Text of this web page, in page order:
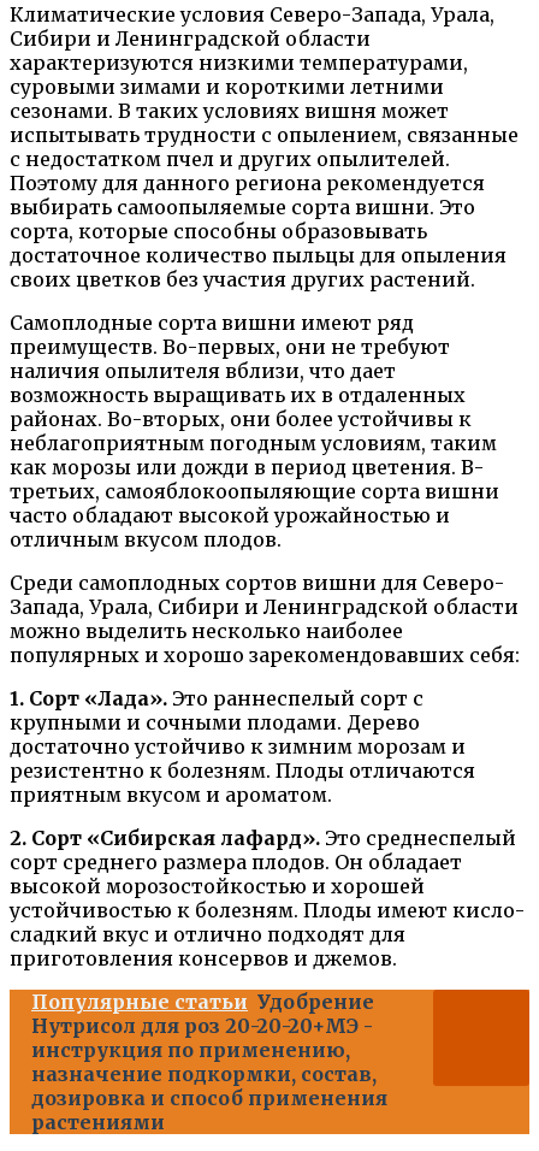
Климатические условия Северо-Запада, Урала,
Сибири и Ленинградской области
характеризуются низкими температурами,
суровыми зимами и короткими летними
сезонами. В таких условиях вишня может
испытывать трудности с опылением, связанные
с недостатком пчел и других опылителей.
Поэтому для данного региона рекомендуется
выбирать самоопыляемые сорта вишни. Это
сорта, которые способны образовывать
достаточное количество пыльцы для опыления
своих цветков без участия других растений.
Самоплодные сорта вишни имеют ряд
преимуществ. Во-первых, они не требуют
наличия опылителя вблизи, что дает
возможность выращивать их в отдаленных
районах. Во-вторых, они более устойчивы к
неблагоприятным погодным условиям, таким
как морозы или дожди в период цветения. В-
третьих, самояблокоопыляющие сорта вишни
часто обладают высокой урожайностью и
отличным вкусом плодов.
Среди самоплодных сортов вишни для Северо-
Запада, Урала, Сибири и Ленинградской области
можно выделить несколько наиболее
популярных и хорошо зарекомендовавших себя:
1. Сорт «Лада». Это раннеспелый сорт с
крупными и сочными плодами. Дерево
достаточно устойчиво к зимним морозам и
резистентно к болезням. Плоды отличаются
приятным вкусом и ароматом.
2. Сорт «Сибирская лафард». Это среднеспелый
сорт среднего размера плодов. Он обладает
высокой морозостойкостью и хорошей
устойчивостью к болезням. Плоды имеют кисло-
сладкий вкус и отлично подходят для
приготовления консервов и джемов.
Популярные статьи Удобрение
Нутрисол для роз 20-20-20+МЭ -
инструкция по применению,
назначение подкормки, состав,
дозировка и способ применения
растениями